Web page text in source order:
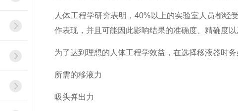
人体工程学研究表明，40%以上的实验室人员都经
作表现，并且可能因此影响结果的准确度、精确度以
为了达到理想的人体工程学效益，在选择移液器时
所需的移液力
吸头弹出力